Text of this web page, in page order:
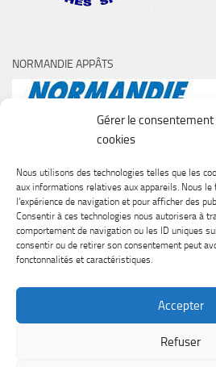
Gérer le consentement
cookies
Nous utilisons des technologies telles que les
aux informations relatives aux appareils. Nous
l’expérience de navigation et pour afficher des
Consentir à ces technologies nous autorisera à
comportement de navigation ou les ID uniques
consentir ou de retirer son consentement peut
fonctonnalités et caractéristiques.
Accepter
Refuser
NORMANDIE APPÂTS